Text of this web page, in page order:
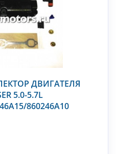
ДВИГАТЕЛЯ
5.0-5.7L
860246A10